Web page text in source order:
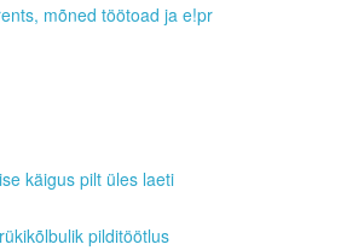
mõned töötoad ja e!pr
käigus pilt üles laeti
pilditöötlus